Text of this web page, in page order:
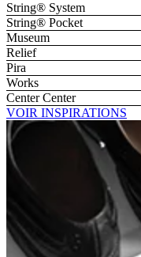
String® System
String® Pocket
Museum
Relief
Pira
Works
Center Center
VOIR INSPIRATIONS